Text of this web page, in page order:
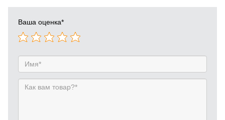
Ваша оценка*